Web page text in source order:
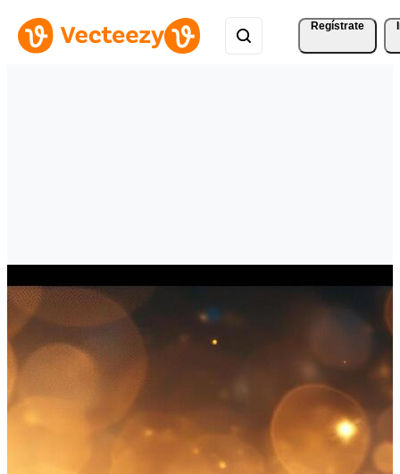
Regístrate